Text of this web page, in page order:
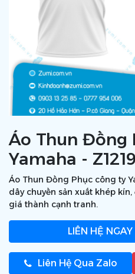
Áo Thun Đồng
Yamaha -
Áo Thun Đồng Phục công ty
dây chuyền sản xuất khép
giá thành cạnh tranh.
LIÊN HỆ NGAY
Liên Hệ Qua Zalo